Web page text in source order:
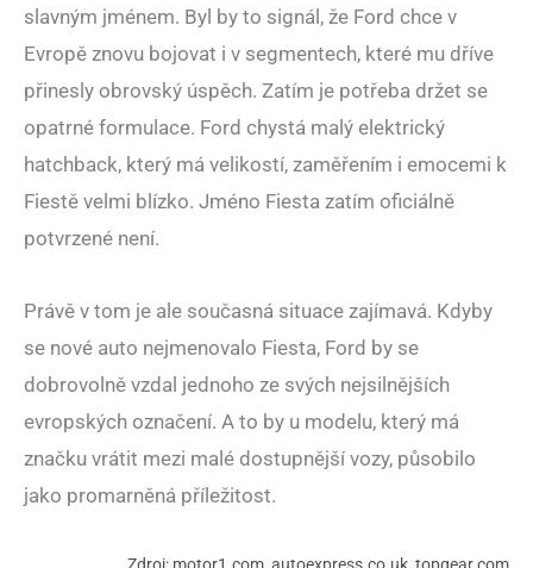
slavným jménem. Byl by to signál, že Ford chce v
Evropě znovu bojovat i v segmentech, které mu dříve
přinesly obrovský úspěch. Zatím je potřeba držet se
opatrné formulace. Ford chystá malý elektrický
hatchback, který má velikostí, zaměřením i emocemi k
Fiestě velmi blízko. Jméno Fiesta zatím oficiálně
potvrzené není.
Právě v tom je ale současná situace zajímavá. Kdyby
se nové auto nejmenovalo Fiesta, Ford by se
dobrovolně vzdal jednoho ze svých nejsilnějších
evropských označení. A to by u modelu, který má
značku vrátit mezi malé dostupnější vozy, působilo
jako promarněná příležitost.